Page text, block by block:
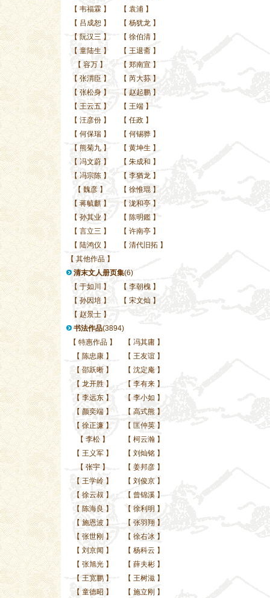
【 韦福霖 】 【 袁浦 】
【 吕成恕 】 【 杨犹龙 】
【 阮汉三 】 【 徐伯清 】
【 童陆生 】 【 王退斋 】
【 容万 】 【 郑南宣 】
【 张渭臣 】 【 芮大荪 】
【 张松身 】 【 赵起鹏 】
【 王云五 】 【 王端 】
【 汪彦份 】 【 任政 】
【 何保瑞 】 【 何锡骅 】
【 熊菊九 】 【 黄坤生 】
【 冯文蔚 】 【 朱成和 】
【 冯宗陈 】 【 李猶龙 】
【 魏彦 】 【 徐惟琨 】
【 蒋毓麒 】 【 泷和亭 】
【 孙其业 】 【 陈明鑑 】
【 言立三 】 【 许南亭 】
【 陆鸿仪 】 【 清代旧拓 】
【 其他作品 】
清末文人册页集(6)
【 于如川 】 【 李朝槐 】
【 孙因培 】 【 宋文灿 】
【 赵景士 】
书法作品(3894)
【 特惠作品】 【 冯其庸 】
【 陈忠康】 【 王友谊 】
【 邵跃晰】 【 沈定庵 】
【 龙开胜】 【 李有来 】
【 李远东】 【 李小如 】
【 颜奕端】 【 高式熊 】
【 徐正濂】 【 匡仲英 】
【 李松】 【 柯云瀚 】
【 王义军】 【 刘灿铭 】
【 张宇】 【 姜邦彦 】
【 王学岭】 【 刘俊京 】
【 徐云叔 】 【 曾锦溪 】
【 陈海良 】 【 徐利明 】
【 施恩波】 【 张羽翔 】
【 张世刚 】 【 徐右冰 】
【 刘京闻 】 【 杨科云 】
【 张旭光】 【 薛夫彬 】
【 王宽鹏】 【 王树滋 】
【 童德昭 】 【 施立刚 】